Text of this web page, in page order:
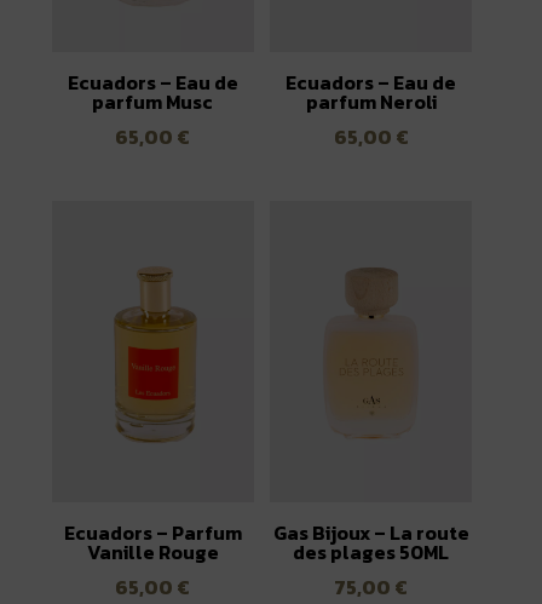
Ecuadors – Eau de
parfum Musc
65,00 €
Ecuadors – Eau de
parfum Neroli
65,00 €
Ecuadors – Parfum
Vanille Rouge
65,00 €
Gas Bijoux – La route
des plages 50ML
75,00 €